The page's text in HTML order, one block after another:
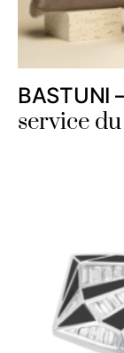
BASTUNI
service